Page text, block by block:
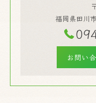
福岡県田川
お問い